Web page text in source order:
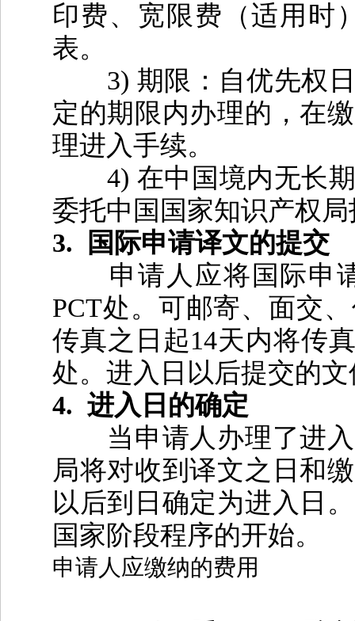
印费、宽限费（适用时
表。
3) 期限：自优先权
定的期限内办理的，在
理进入手续。
4) 在中国境内无长
委托中国国家知识产权
3.
国际申请译文的提交
申请人应将国际申
PCT处。可邮寄、面交
传真之日起14天内将传
处。进入日以后提交的
4. 进入日的确定
当申请人办理了进
局将对收到译文之日和
以后到日确定为进入日
国家阶段程序的开始。
申请人应缴纳的费用